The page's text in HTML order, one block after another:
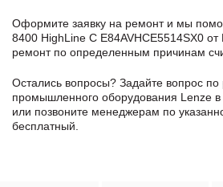
Оформите заявку на ремонт и мы
8400 HighLine C E84AVHCE5514SX0
ремонт по определенным причинам
Остались вопросы? Задайте вопрос
промышленного оборудования Lenze
или позвоните менеджерам по
бесплатный.